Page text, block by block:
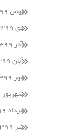
بهمن ۱۳۹۹
دی ۱۳۹۹
آذر ۱۳۹۹
آبان ۱۳۹۹
مهر ۱۳۹۹
شهریور ۱۳۹۹
مرداد ۱۳۹۹
تیر ۱۳۹۹